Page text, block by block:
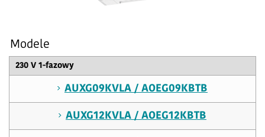
Modele
230 V 1-fazowy
AUXG09KVLA / AOEG09KBTB
AUXG12KVLA / AOEG12KBTB